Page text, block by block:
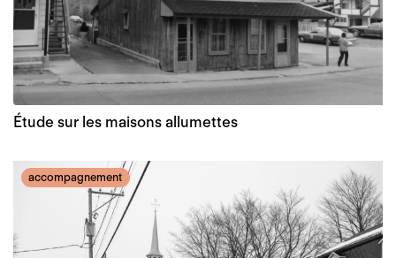
Étude sur les maisons allumettes
accompagnement